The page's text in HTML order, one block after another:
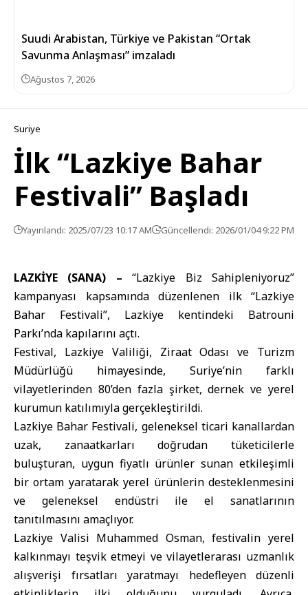
Suudi Arabistan, Türkiye ve Pakistan “Ortak
Savunma Anlaşması” imzaladı
Ağustos 7, 2026
Suriye
İlk “Lazkiye Bahar
Festivali” Başladı
Yayınlandı: 2025/07/23 10:17 AM Güncellendi: 2026/01/04 9:22 PM
LAZKİYE (SANA) –“Lazkiye Biz Sahipleniyoruz”
kampanyası kapsamında düzenlenen ilk “Lazkiye
Bahar Festivali”, Lazkiye kentindeki Batrouni
Parkı’nda kapılarını açtı.
Festival, Lazkiye Valiliği, Ziraat Odası ve Turizm
Müdürlüğü himayesinde, Suriye’nin farklı
vilayetlerinden 80’den fazla şirket, dernek ve yerel
kurumun katılımıyla gerçekleştirildi.
Lazkiye Bahar Festivali, geleneksel ticari kanallardan
uzak, zanaatkarları doğrudan tüketicilerle
buluşturan, uygun fiyatlı ürünler sunan etkileşimli
bir ortam yaratarak yerel ürünlerin desteklenmesini
ve geleneksel endüstri ile el sanatlarının
tanıtılmasını amaçlıyor.
Lazkiye Valisi Muhammed Osman, festivalin yerel
kalkınmayı teşvik etmeyi ve vilayetlerarası uzmanlık
alışverişi fırsatları yaratmayı hedefleyen düzenli